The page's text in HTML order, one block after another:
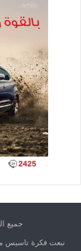
جميع
نبعت فكرة تاسيس